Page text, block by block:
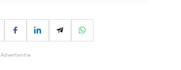
Advertentie